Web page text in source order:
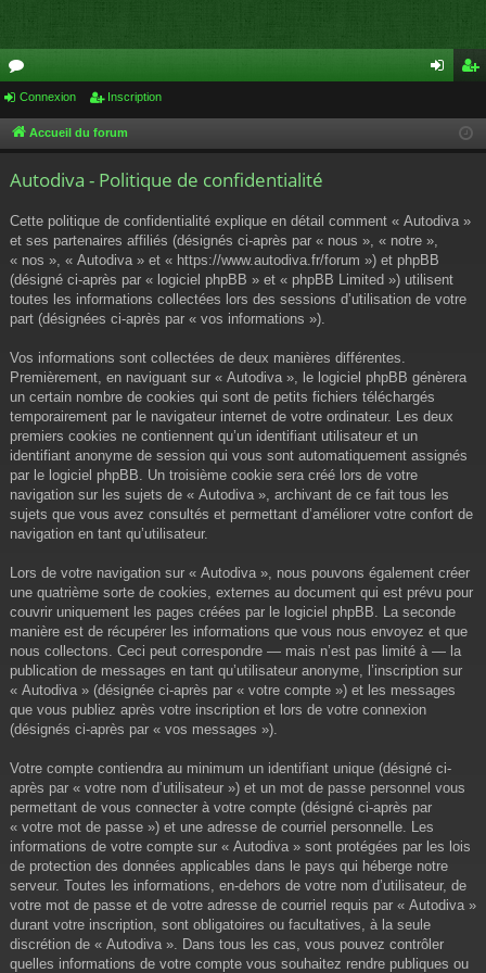
or
u cri
Connexion Inscription
Accueil du forum
Autodiva - Politique de confidentialité
Cette politique de confidentialité explique en détail comment « Autodiva »
et ses partenaires affiliés (désignés ci-après par « nous », « notre »,
« nos », « Autodiva » et « https://www.autodiva.fr/forum ») et phpBB
(désigné ci-après par « logiciel phpBB » et « phpBB Limited ») utilisent
toutes les informations collectées lors des sessions d’utilisation de votre
part (désignées ci-après par « vos informations »).
Vos informations sont collectées de deux manières différentes.
Premièrement, en naviguant sur « Autodiva », le logiciel phpBB génèrera
un certain nombre de cookies qui sont de petits fichiers téléchargés
temporairement par le navigateur internet de votre ordinateur. Les deux
premiers cookies ne contiennent qu’un identifiant utilisateur et un
identifiant anonyme de session qui vous sont automatiquement assignés
par le logiciel phpBB. Un troisième cookie sera créé lors de votre
navigation sur les sujets de « Autodiva », archivant de ce fait tous les
sujets que vous avez consultés et permettant d’améliorer votre confort de
navigation en tant qu’utilisateur.
Lors de votre navigation sur « Autodiva », nous pouvons également créer
une quatrième sorte de cookies, externes au document qui est prévu pour
couvrir uniquement les pages créées par le logiciel phpBB. La seconde
manière est de récupérer les informations que vous nous envoyez et que
nous collectons. Ceci peut correspondre — mais n’est pas limité à — la
publication de messages en tant qu’utilisateur anonyme, l’inscription sur
« Autodiva » (désignée ci-après par « votre compte ») et les messages
que vous publiez après votre inscription et lors de votre connexion
(désignés ci-après par « vos messages »).
Votre compte contiendra au minimum un identifiant unique (désigné ci-
après par « votre nom d’utilisateur ») et un mot de passe personnel vous
permettant de vous connecter à votre compte (désigné ci-après par
« votre mot de passe ») et une adresse de courriel personnelle. Les
informations de votre compte sur « Autodiva » sont protégées par les lois
de protection des données applicables dans le pays qui héberge notre
serveur. Toutes les informations, en-dehors de votre nom d’utilisateur, de
votre mot de passe et de votre adresse de courriel requis par « Autodiva »
durant votre inscription, sont obligatoires ou facultatives, à la seule
discrétion de « Autodiva ». Dans tous les cas, vous pouvez contrôler
quelles informations de votre compte vous souhaitez rendre publiques ou